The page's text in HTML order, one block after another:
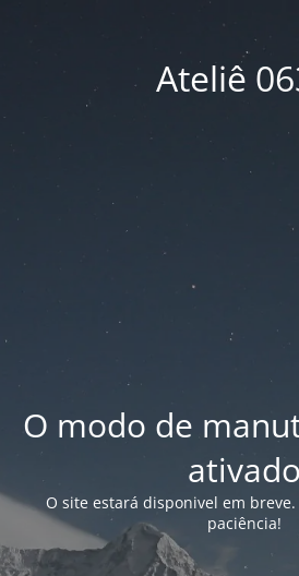
Ateliê
O modo de
ativado
O site estará disponivel em
paciência!